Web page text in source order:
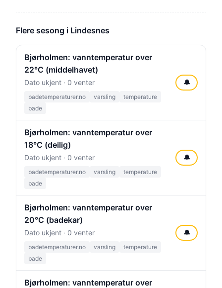
Flere sesong i Lindesnes
Bjørholmen: vanntemperatur over
22°C (middelhavet)
Dato ukjent · 0 venter
badetemperaturer.no varsling
temperature
bade
🔔
Bjørholmen: vanntemperatur over
18°C (deilig)
Dato ukjent · 0 venter
badetemperaturer.no varsling
temperature
bade
🔔
Bjørholmen: vanntemperatur over
20°C (badekar)
Dato ukjent · 0 venter
badetemperaturer.no varsling
temperature
bade
🔔
Bjørholmen: vanntemperatur over